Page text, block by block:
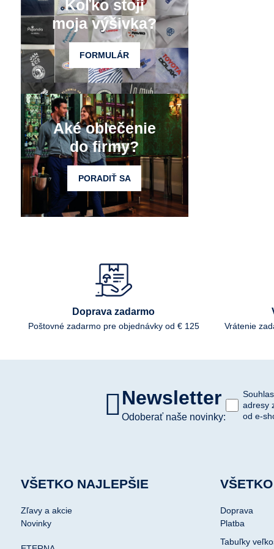
Koľko stojí
moja výšivka?
FORMULÁR
Aké oblečenie
do firmy?
PORADIŤ SA
Doprava zadarmo
Poštovné zadarmo pre objednávky od € 125 Vrátenie
Newsletter
Odoberať naše novinky:
adresy
od e-
VŠETKO NAJLEPŠIE
Zľavy a akcie
Novinky
Doprava
Platba
Tabuľky